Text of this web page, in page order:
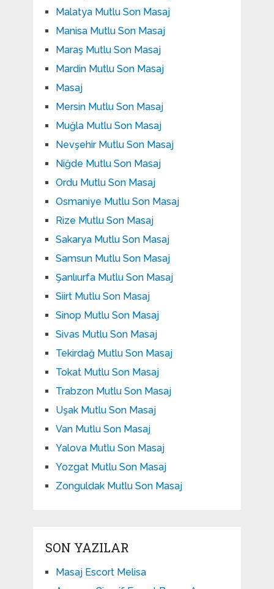
Malatya Mutlu Son Masaj
Manisa Mutlu Son Masaj
Maraş Mutlu Son Masaj
Mardin Mutlu Son Masaj
Masaj
Mersin Mutlu Son Masaj
Muğla Mutlu Son Masaj
Nevşehir Mutlu Son Masaj
Niğde Mutlu Son Masaj
Ordu Mutlu Son Masaj
Osmaniye Mutlu Son Masaj
Rize Mutlu Son Masaj
Sakarya Mutlu Son Masaj
Samsun Mutlu Son Masaj
Şanlıurfa Mutlu Son Masaj
Siirt Mutlu Son Masaj
Sinop Mutlu Son Masaj
Sivas Mutlu Son Masaj
Tekirdağ Mutlu Son Masaj
Tokat Mutlu Son Masaj
Trabzon Mutlu Son Masaj
Uşak Mutlu Son Masaj
Van Mutlu Son Masaj
Yalova Mutlu Son Masaj
Yozgat Mutlu Son Masaj
Zonguldak Mutlu Son Masaj
SON YAZILAR
Masaj Escort Melisa